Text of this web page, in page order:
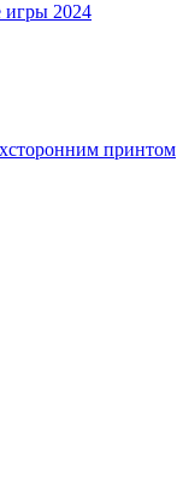
игры 2024
принтом